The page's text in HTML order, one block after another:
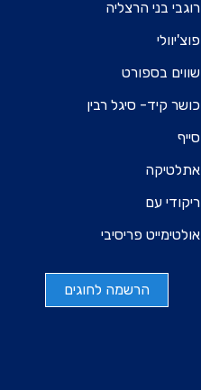
רוגבי בני הרצליה
פוצ'יוולי
שווים בספורט
כושר קיד- סיגל רבין
סייף
אתלטיקה
ריקודי עם
אולטימייט פריסיבי
הרשמה לחוגים